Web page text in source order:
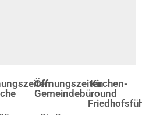
Öffnungszeiten
Gemeindebüro
Kirchen-
und